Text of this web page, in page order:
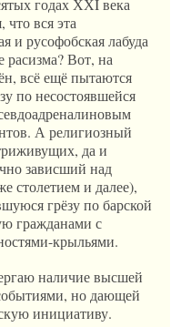
вся эта
и русофобская лабуда
расизма? Вот, на
всё ещё пытаются
по несостоявшейся
А религиозный
да и
зависший над
столетием и далее),
грёзу по барской
гражданами с
крыльями.
наличие высшей
но дающей
инициативу.